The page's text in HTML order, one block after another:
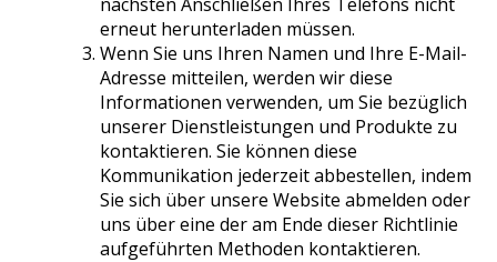
erneut herunterladen müssen.
Wenn Sie uns Ihren Namen und Ihre E-Mail-
Adresse mitteilen, werden wir diese
Informationen verwenden, um Sie bezüglich
unserer Dienstleistungen und Produkte zu
kontaktieren. Sie können diese
Kommunikation jederzeit abbestellen, indem
Sie sich über unsere Website abmelden oder
uns über eine der am Ende dieser Richtlinie
aufgeführten Methoden kontaktieren.